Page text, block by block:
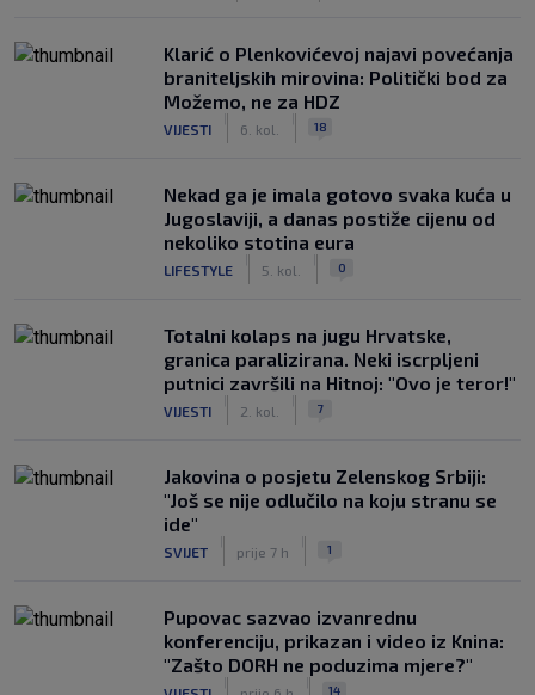
Klarić o Plenkovićevoj najavi povećanja
braniteljskih mirovina: Politički bod za
Možemo, ne za HDZ
VIJESTI 6. kol. 18
Nekad ga je imala gotovo svaka kuća u
Jugoslaviji, a danas postiže cijenu od
nekoliko stotina eura
LIFESTYLE 5. kol. 0
Totalni kolaps na jugu Hrvatske,
granica paralizirana. Neki iscrpljeni
putnici završili na Hitnoj: "Ovo je teror!"
VIJESTI 2. kol. 7
Jakovina o posjetu Zelenskog Srbiji:
"Još se nije odlučilo na koju stranu se
ide"
SVIJET prije 7 h 1
Pupovac sazvao izvanrednu
konferenciju, prikazan i video iz Knina:
"Zašto DORH ne poduzima mjere?"
14